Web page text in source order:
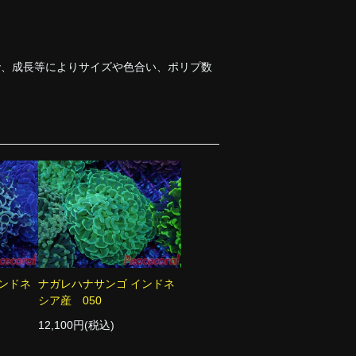
成長等によりサイズや色合い、ポリプ数
ドネ
ナガレハナサンゴ インドネ
シア産 050
12,100円(税込)